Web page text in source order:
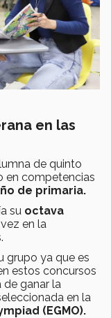
en las
de quinto
en competencias
de primaria.
su octava
en la
grupo ya que es
estos concursos
de ganar la
en la
(EGMO).